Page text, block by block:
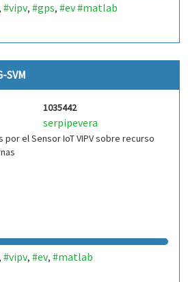
, #vipv, #gps, #ev #matlab
SVM
1035442
serpipevera
el Sensor IoT VIPV sobre recurso
, #vipv, #ev, #matlab